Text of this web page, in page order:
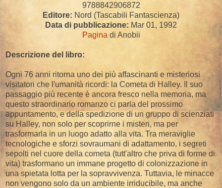
9788842906872
Editore: Nord (Tascabili Fantascienza)
Data di pubblicazione: Mar 01, 1992
Pagina di Anobii
Descrizione del libro:
Ogni 76 anni ritorna uno dei più affascinanti e misteriosi
visitatori che l'umanità ricordi: la Cometa di Halley. Il suo
passaggio più recente è ancora fresco nella memoria, ma
questo straordinario romanzo ci parla del prossimo
appuntamento, e della spedizione di un gruppo di scienziati
su Halley, non solo per scoprirne i misteri, ma per
trasformarla in un luogo adatto alla vita. Tra meraviglie
tecnologiche e sforzi sovraumani di adattamento, i segreti
sepolti nel cuore della cometa (tutt'altro che priva di forme di
vita) trasformano un immane progetto di colonizzazione in
una spietata lotta per la sopravvivenza. Tuttavia, le minacce
non vengono solo da un ambiente irriducibile, ma anche